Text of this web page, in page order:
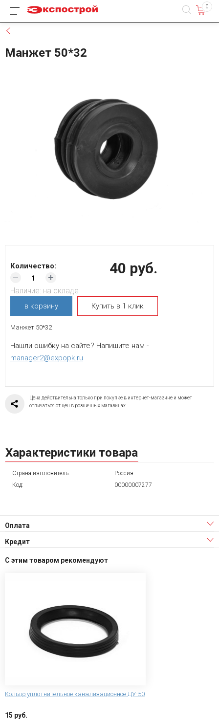
Каталог товаров 0
Манжет 50*32
40 руб.
Количество:
Наличие: на складе
в корзину Купить в 1 клик
Манжет 50*32
Нашли ошибку на сайте? Напишите нам -
manager2@expopk.ru
Цена действительна только при покупке в интернет-магазине и может
отличаться от цен в розничных магазинах
Характеристики товара
Страна изготовитель:
Россия
Код:
00000007277
Оплата
Кредит
С этим товаром рекомендуют
Кольцо уплотнительное канализационное ДУ-50
15 руб.